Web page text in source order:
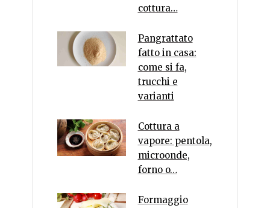
cottura…
Pangrattato
fatto in casa:
come si fa,
trucchi e
varianti
Cottura a
vapore: pentola,
microonde,
forno o…
Formaggio